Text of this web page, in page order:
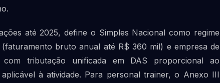
até 2025, define o Simples Nacional como regime
bruto anual até R$ 360 mil) e empresa de
tributação unificada em DAS proporcional ao
à atividade. Para personal trainer, o Anexo III